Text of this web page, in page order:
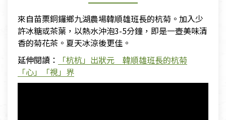
來自苗栗銅鑼鄉九湖農場韓順雄班長的杭菊。加入少
許冰糖或茶葉，以熱水沖泡3-5分鐘，即是一壺美味清
香的菊花茶。夏天冰涼後更佳。
延伸閱讀：
「杭杭」出狀元 韓順雄班長的杭菊
「心」「視」界